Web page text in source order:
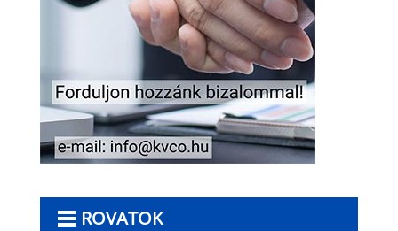
ROVATOK